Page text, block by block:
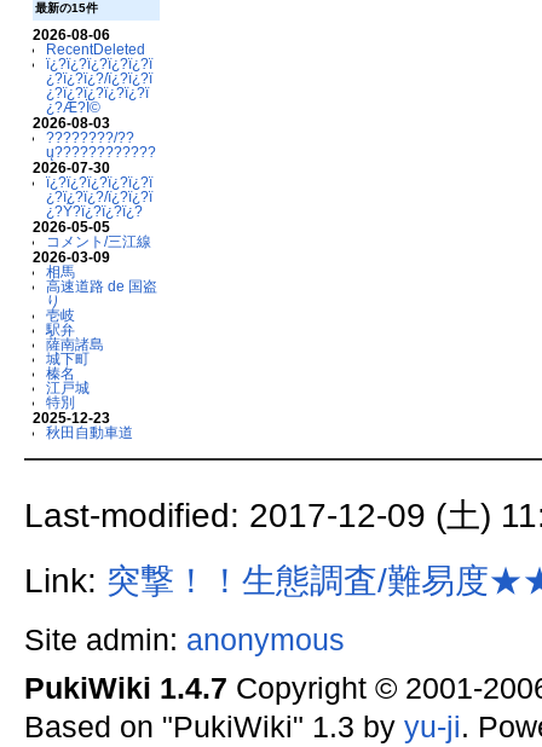
最新の15件
2026-08-06
RecentDeleted
ï¿?ï¿?ï¿?ï¿?ï¿?ï
¿?ï¿?ï¿?/ï¿?ï¿?ï
¿?ï¿?ï¿?ï¿?ï¿?ï
¿?Æ?Ï©
2026-08-03
????????/??
ų????????????
2026-07-30
ï¿?ï¿?ï¿?ï¿?ï¿?ï
¿?ï¿?ï¿?/ï¿?ï¿?ï
¿?Ý?ï¿?ï¿?ï¿?
2026-05-05
コメント/三江線
2026-03-09
相馬
高速道路 de 国盗
り
壱岐
駅弁
薩南諸島
城下町
榛名
江戸城
特別
2025-12-23
秋田自動車道
Last-modified: 2017-12-09 (土)
Link: 突撃！！生態調査/難易度
Site admin: anonymous
PukiWiki 1.4.7 Copyright © 2001-
Based on "PukiWiki" 1.3 by yu-ji.